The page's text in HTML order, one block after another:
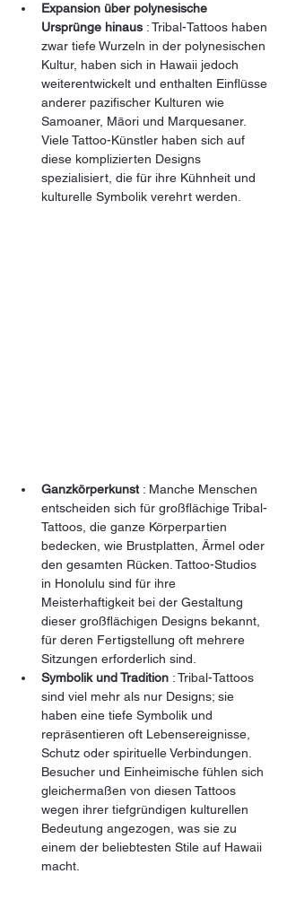
Expansion über polynesische
Ursprünge hinaus : Tribal-Tattoos haben
zwar tiefe Wurzeln in der polynesischen
Kultur, haben sich in Hawaii jedoch
weiterentwickelt und enthalten Einflüsse
anderer pazifischer Kulturen wie
Samoaner, Māori und Marquesaner.
Viele Tattoo-Künstler haben sich auf
diese komplizierten Designs
spezialisiert, die für ihre Kühnheit und
kulturelle Symbolik verehrt werden.
Ganzkörperkunst : Manche Menschen
entscheiden sich für großflächige Tribal-
Tattoos, die ganze Körperpartien
bedecken, wie Brustplatten, Ärmel oder
den gesamten Rücken. Tattoo-Studios
in Honolulu sind für ihre
Meisterhaftigkeit bei der Gestaltung
dieser großflächigen Designs bekannt,
für deren Fertigstellung oft mehrere
Sitzungen erforderlich sind.
Symbolik und Tradition : Tribal-Tattoos
sind viel mehr als nur Designs; sie
haben eine tiefe Symbolik und
repräsentieren oft Lebensereignisse,
Schutz oder spirituelle Verbindungen.
Besucher und Einheimische fühlen sich
gleichermaßen von diesen Tattoos
wegen ihrer tiefgründigen kulturellen
Bedeutung angezogen, was sie zu
einem der beliebtesten Stile auf Hawaii
macht.